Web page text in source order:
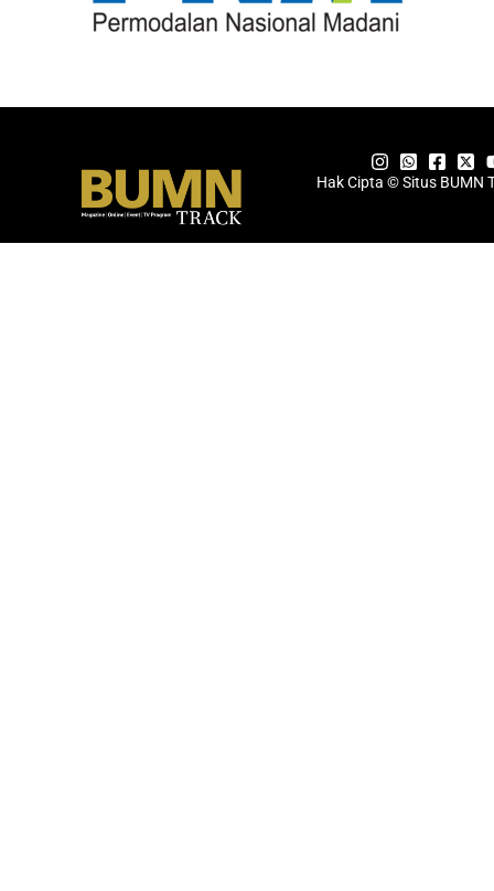
Hak Cipta © Situs BUMN